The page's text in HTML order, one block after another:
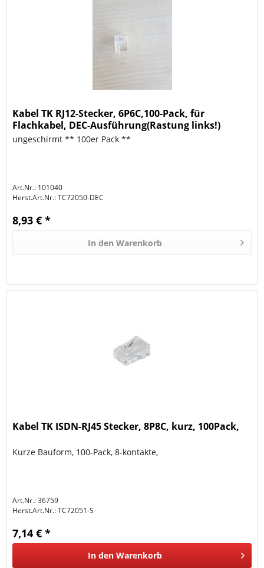
Kabel TK RJ12-Stecker, 6P6C,100-Pack, für
Flachkabel, DEC-Ausführung(Rastung links!)
ungeschirmt ** 100er Pack **
Art.Nr.: 101040
Herst.Art.Nr.:TC72050-DEC
8,93 € *
In den Warenkorb
Kabel TK ISDN-RJ45 Stecker, 8P8C, kurz, 100Pack,
Kurze Bauform, 100-Pack, 8-kontakte,
Art.Nr.: 36759
Herst.Art.Nr.:TC72051-S
7,14 € *
In den Warenkorb